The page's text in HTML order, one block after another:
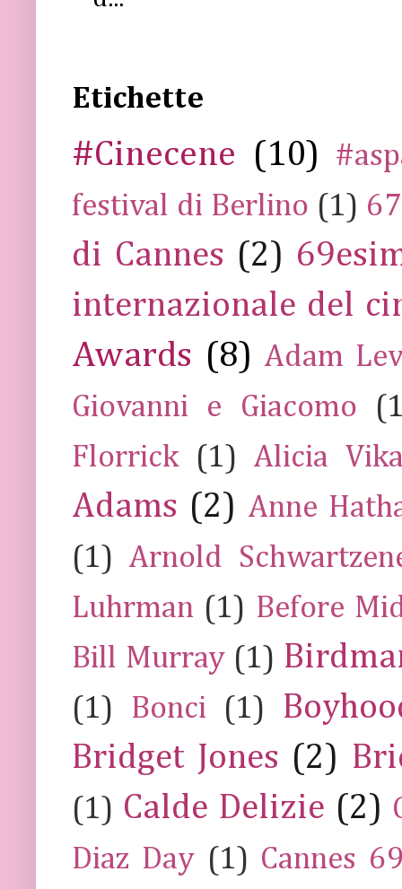
Etichette
#Cinecene (10)
festival di Berlino (1)
di Cannes (2)
internazionale del
Awards (8) Adam
Giovanni e Giacomo
Florrick
(1) Alicia
Adams (2) Anne
(1) Arnold
Luhrman (1) Before
Bill Murray (1)
(1) Bonci (1)
Bridget Jones (2)
(1) Calde Delizie (2)
Diaz Day (1) Cannes